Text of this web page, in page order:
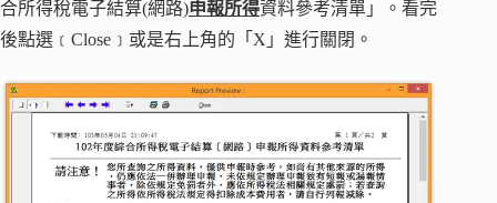
合所得稅電子結算(網路)申報所得資料參考清單」。看完
後點選﹝Close﹞或是右上角的「X」進行關閉。